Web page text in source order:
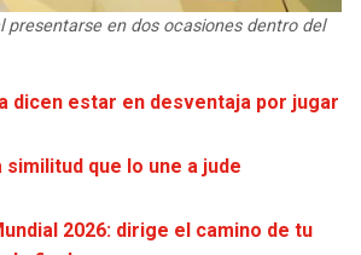
presentarse en dos ocasiones dentro del
dicen estar en desventaja por jugar
similitud que lo une a jude
2026: dirige el camino de tu